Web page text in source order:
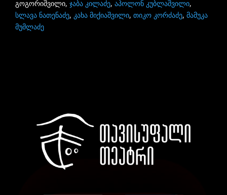
გოგორიშვილი, ჯაბა კილაძე, აპოლონ კუბლაშვილი,
სლავა ნათენაძე, კახა მიქიაშვილი, თიკო კორძაძე, მამუკა
მუმლაძე